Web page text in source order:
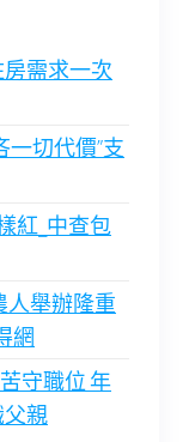
需求一次
一切代價”支
紅_中查包
舉辦隆重
網
守職位 年
親